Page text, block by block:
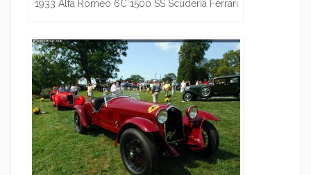
1933 Alfa Romeo 6C 1500 SS Scuderia Ferrari